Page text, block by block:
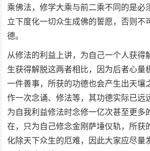
乘佛法，修学大乘与前二乘不同的是必
立下度化一切众生成佛的誓愿，否则不
德。
从修法的利益上讲，为自己一个人获得
生获得解脱这两者相比，因为后者心量
一件善事，所获的功德也会产生出天壤
作一次念诵、修法等，其功德实际已远
为自我利益修法时念修一亿次甚至更多
在，只为自己修念金刚萨埵仪轨，所获
化除天下众生的厄难，因此大家应尽量